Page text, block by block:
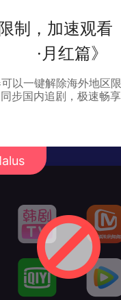
制，加速观看
·月红篇》
以一键解除海外地区
步国内追剧，极速畅